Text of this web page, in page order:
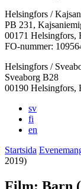
Facebook:
Öppnas
i
en
flik
Instagram:
Öppnas
i
en
flik
TikTok:
Öppnas
i
en
flik
Youtube:
Öppnas
i
en
flik
Vimeo:
Öppnas
i
en
flik
Helsingfors /
PB 231,
00171 Helsingfors,
FO-nummer:
Helsingfors /
Sveaborg B28
00190 Helsingfors,
sv
fi
en
Startsida
2019)